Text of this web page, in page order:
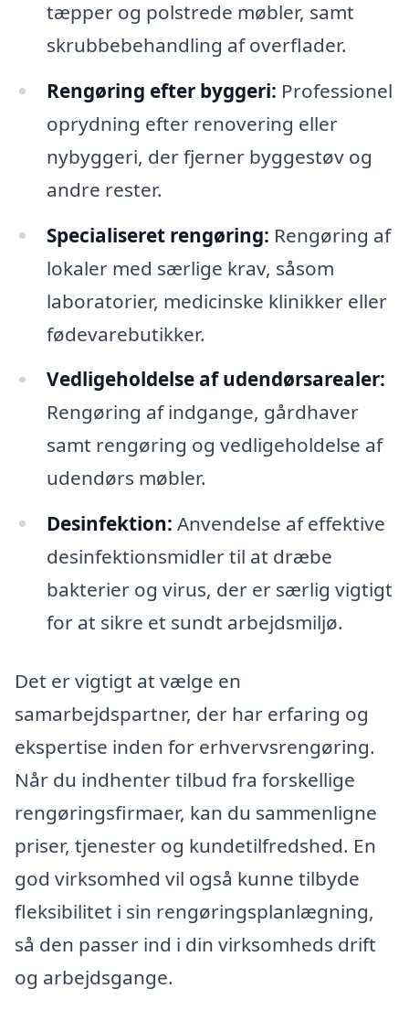
tæpper og polstrede møbler, samt
skrubbebehandling af overflader.
Rengøring efter byggeri: Professionel
oprydning efter renovering eller
nybyggeri, der fjerner byggestøv og
andre rester.
Specialiseret rengøring: Rengøring af
lokaler med særlige krav, såsom
laboratorier, medicinske klinikker eller
fødevarebutikker.
Vedligeholdelse af udendørsarealer:
Rengøring af indgange, gårdhaver
samt rengøring og vedligeholdelse af
udendørs møbler.
Desinfektion: Anvendelse af effektive
desinfektionsmidler til at dræbe
bakterier og virus, der er særlig vigtigt
for at sikre et sundt arbejdsmiljø.
Det er vigtigt at vælge en
samarbejdspartner, der har erfaring og
ekspertise inden for erhvervsrengøring.
Når du indhenter tilbud fra forskellige
rengøringsfirmaer, kan du sammenligne
priser, tjenester og kundetilfredshed. En
god virksomhed vil også kunne tilbyde
fleksibilitet i sin rengøringsplanlægning,
så den passer ind i din virksomheds drift
og arbejdsgange.